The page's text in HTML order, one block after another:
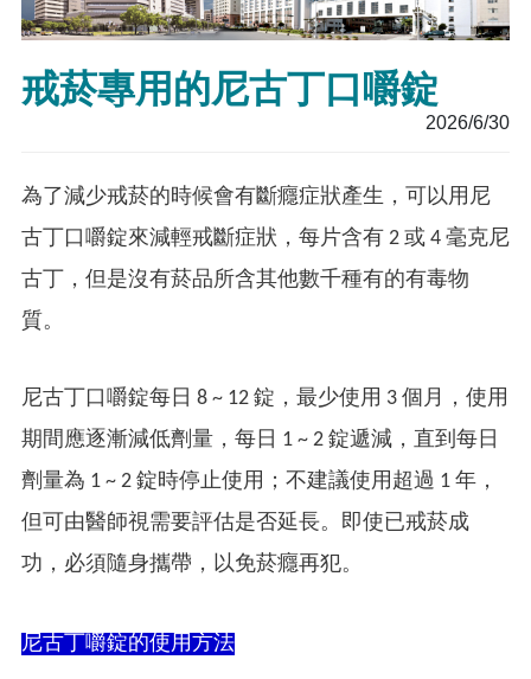
戒菸專用的尼古丁口嚼錠
2026/6/30
為了減少戒菸的時候會有斷癮症狀產生，可以用尼
古丁口嚼錠來減輕戒斷症狀，每片含有 2 或 4 毫克尼
古丁，但是沒有菸品所含其他數千種有的有毒物
質。
尼古丁口嚼錠每日 8 ~ 12 錠，最少使用 3 個月，使用
期間應逐漸減低劑量，每日 1 ~ 2 錠遞減，直到每日
劑量為 1 ~ 2 錠時停止使用；不建議使用超過 1 年，
但可由醫師視需要評估是否延長。即使已戒菸成
功，必須隨身攜帶，以免菸癮再犯。
尼古丁嚼錠的使用方法